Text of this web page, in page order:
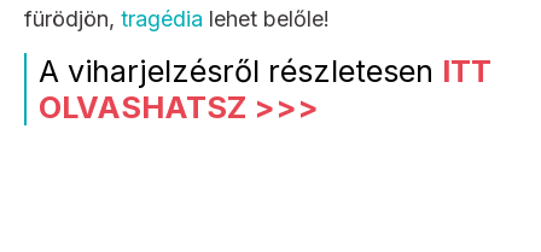
fürödjön, tragédia lehet belőle!
A viharjelzésről részletesen ITT
OLVASHATSZ >>>